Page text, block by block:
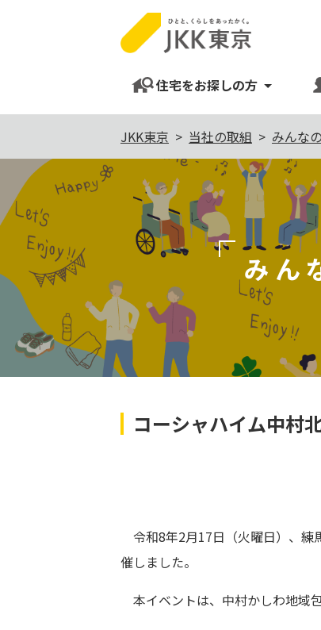
住宅をお探しの方
こ
か
JKK東京 当社の取組 みんな
みん
コーシャハイム中村
令和8年2月17日（火曜日）、練
催しました。
本イベントは、中村かしわ地域